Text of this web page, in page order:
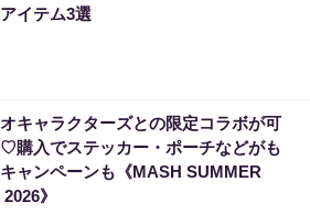
イテム3選
キャラクターズとの限定コラボが可
購入でステッカー・ポーチなどがも
ャンペーンも《MASH SUMMER
》